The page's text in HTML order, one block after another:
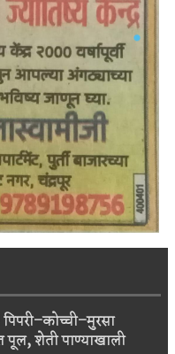
पूल, शेती पाण्याखाली